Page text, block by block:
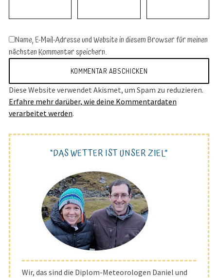
Name, E-Mail-Adresse und Website in diesem Browser für meinen
nächsten Kommentar speichern.
Diese Website verwendet Akismet, um Spam zu reduzieren.
Erfahre mehr darüber, wie deine Kommentardaten
verarbeitet werden.
“DAS WETTER IST UNSER ZIEL”
Wir, das sind die Diplom-Meteorologen Daniel und